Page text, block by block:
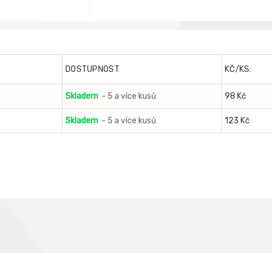
DOSTUPNOST KČ/KS:
Skladem - 5 a více kusů 98 Kč
Skladem - 5 a více kusů 123 Kč